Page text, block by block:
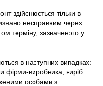
здійснюється тільки в
несправним через
терміну, зазначеного у
в наступних випадках:
фірми-виробника; виріб
особами з